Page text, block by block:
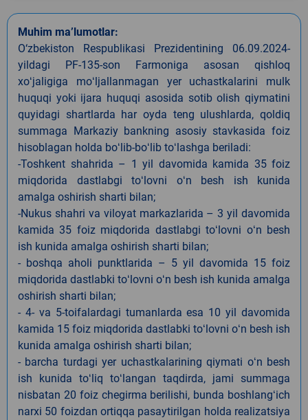
Muhim ma’lumotlar:
O‘zbekiston Respublikasi Prezidentining 06.09.2024-
yildagi PF-135-son Farmoniga asosan qishloq
xoʻjaligiga moʻljallanmagan yer uchastkalarini mulk
huquqi yoki ijara huquqi asosida sotib olish qiymatini
quyidagi shartlarda har oyda teng ulushlarda, qoldiq
summaga Markaziy bankning asosiy stavkasida foiz
hisoblagan holda boʻlib-boʻlib toʻlashga beriladi:
-Toshkent shahrida – 1 yil davomida kamida 35 foiz
miqdorida dastlabgi toʻlovni oʻn besh ish kunida
amalga oshirish sharti bilan;
-Nukus shahri va viloyat markazlarida – 3 yil davomida
kamida 35 foiz miqdorida dastlabgi toʻlovni oʻn besh
ish kunida amalga oshirish sharti bilan;
- boshqa aholi punktlarida – 5 yil davomida 15 foiz
miqdorida dastlabki toʻlovni oʻn besh ish kunida amalga
oshirish sharti bilan;
- 4- va 5-toifalardagi tumanlarda esa 10 yil davomida
kamida 15 foiz miqdorida dastlabki toʻlovni oʻn besh ish
kunida amalga oshirish sharti bilan;
- barcha turdagi yer uchastkalarining qiymati oʻn besh
ish kunida toʻliq toʻlangan taqdirda, jami summaga
nisbatan 20 foiz chegirma berilishi, bunda boshlangʻich
narxi 50 foizdan ortiqqa pasaytirilgan holda realizatsiya